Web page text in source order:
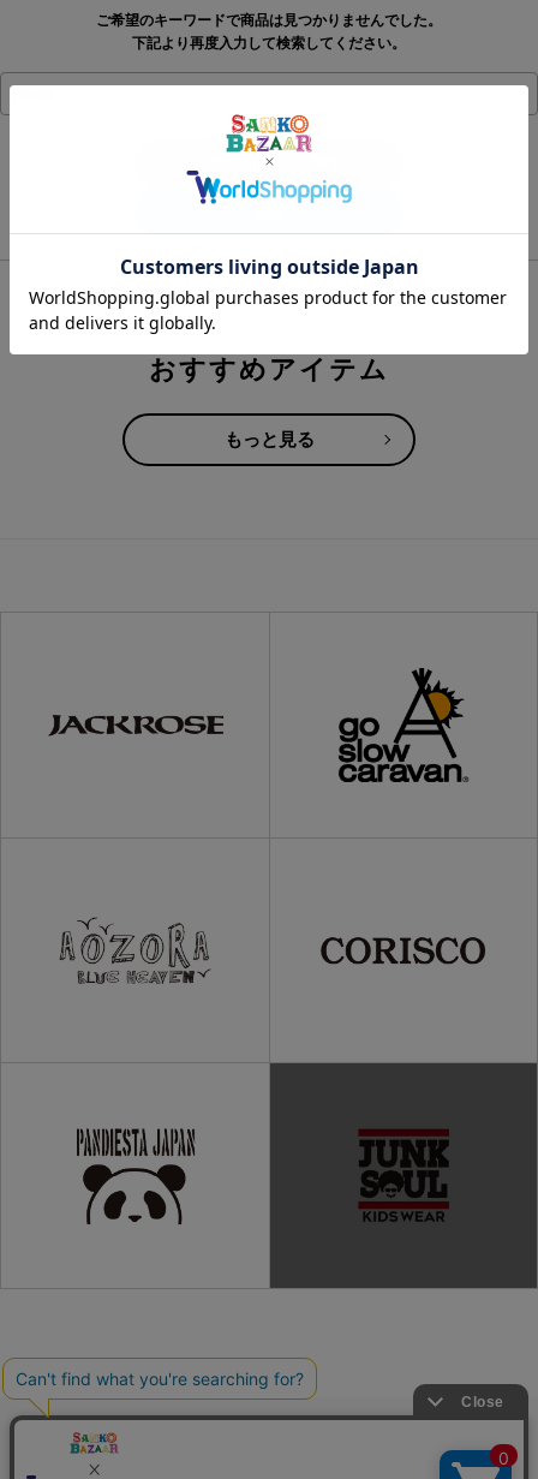
ご希望のキーワードで商品は見つかりませんでした。
下記より再度入力して検索してください。
こだわり条件から探す
おすすめアイテム
もっと見る
ご利用ガイド
利用規約